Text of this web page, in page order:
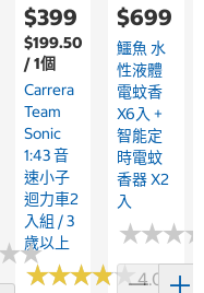
★
★
$399
$199.50
/ 1個
Carrera
Team
Sonic
1:43 音
速小子
迴力車2
入組 / 3
歲以上
★★★★★
★★★★★4.0 (3)
$699
鱷魚 水
性液體
電蚊香
X6入 +
智能定
時電蚊
香器 X2
入
★★★
★★★